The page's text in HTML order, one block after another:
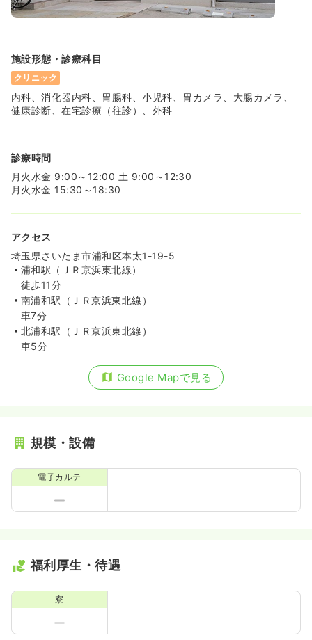
施設形態・診療科目
クリニック
内科、消化器内科、胃腸科、小児科、胃カメラ、大腸カメラ、
健康診断、在宅診療（往診）、外科
診療時間
月火水金 9:00～12:00 土 9:00～12:30
月火水金 15:30～18:30
アクセス
埼玉県さいたま市浦和区本太1-19-5
浦和駅（ＪＲ京浜東北線）
徒歩11分
南浦和駅（ＪＲ京浜東北線）
車7分
北浦和駅（ＪＲ京浜東北線）
車5分
Google Mapで見る
規模・設備
電子カルテ
福利厚生・待遇
寮